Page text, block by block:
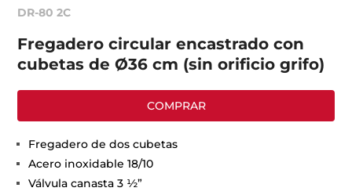
DR-80 2C
Fregadero circular encastrado con
cubetas de Ø36 cm (sin orificio grifo)
COMPRAR
Fregadero de dos cubetas
Acero inoxidable 18/10
Válvula canasta 3 ½”